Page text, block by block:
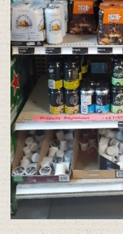
PÊCHE
PROMOTIONS
LES ALIMENTS DE
LES PRODUITS